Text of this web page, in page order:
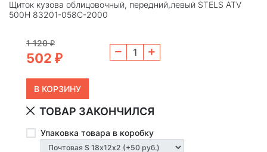
Щиток кузова облицовочный, передний,левый STELS ATV
500H 83201-058C-2000
1 120₽
502 ₽
ТОВАР ЗАКОНЧИЛСЯ
Упаковка товара в коробку